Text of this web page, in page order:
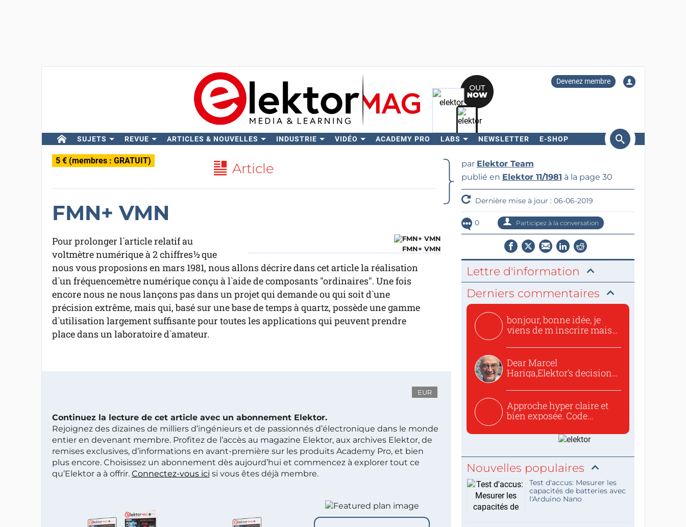
Devenez membre
SUJETS REVUE ARTICLES & NOUVELLES INDUSTRIE VIDÉO ACADEMY PRO LABS NEWSLETTER E-SHOP
Rechercher
5 € (membres : GRATUIT) Article
FMN+ VMN
FMN+ VMN
Pour prolonger l`article relatif au
voltmètre numérique à 2 chiffres½ que
nous vous proposions en mars 1981, nous allons décrire dans cet article la réalisation
d`un fréquencemètre numérique conçu à l`aide de composants "ordinaires". Une fois
encore nous ne nous lançons pas dans un projet qui demande ou qui soit d`une
précision extrême, mais qui, basé sur une base de temps à quartz, possède une gamme
d`utilisation largement suffisante pour toutes les applications qui peuvent prendre
place dans un laboratoire d`amateur.
EUR
Continuez la lecture de cet article avec un abonnement Elektor.
Rejoignez des dizaines de milliers d’ingénieurs et de passionnés d’électronique dans le monde
entier en devenant membre. Profitez de l’accès au magazine Elektor, aux archives Elektor, de
remises exclusives, d’informations en avant-première sur les produits Academy Pro, et bien
plus encore. Choisissez un abonnement dès aujourd’hui et commencez à explorer tout ce
qu’Elektor a à offrir. Connectez-vous ici si vous êtes déjà membre.
par Elektor Team
publié en Elektor 11/1981 à la page 30
Dernière mise à jour : 06-06-2019
0 Participez à la conversation
Lettre d'information
Derniers commentaires
bonjour, bonne idée, je
viens de m inscrire mais
Dear Marcel
Hariga,Elektor’s decision
Approche hyper claire et
bien exposée. Code
Nouvelles populaires
Test d'accus: Mesurer les
capacités de batteries avec
l'Arduino Nano